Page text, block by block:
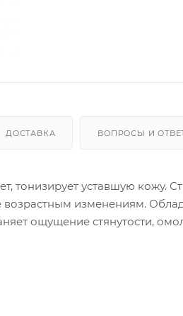
ДОСТАВКА ВОПРОСЫ И
тонизирует уставшую кожу.
возрастным изменениям.
ощущение стянутости,